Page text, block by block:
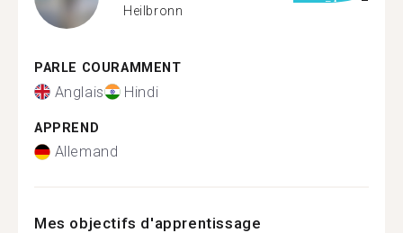
Heilbronn
PARLE COURAMMENT
Anglais Hindi
APPREND
Allemand
Mes objectifs d'apprentissage